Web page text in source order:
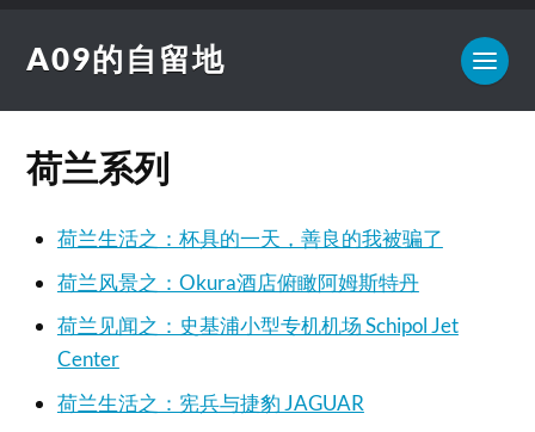
A09的自留地
荷兰系列
荷兰生活之：杯具的一天，善良的我被骗了
荷兰风景之：Okura酒店俯瞰阿姆斯特丹
荷兰见闻之：史基浦小型专机机场 Schipol Jet
Center
荷兰生活之：宪兵与捷豹 JAGUAR